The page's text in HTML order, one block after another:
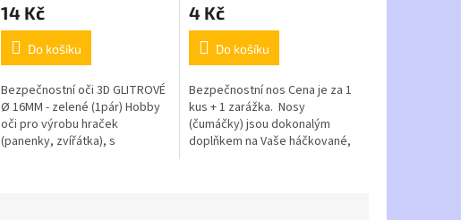
14 Kč
Do košíku
Bezpečnostní oči 3D GLITROVÉ
Ø 16MM - zelené (1pár) Hobby
oči pro výrobu hraček
(panenky, zvířátka), s
4 Kč
Do košíku
Bezpečnostní nos Cena je za 1
kus + 1 zarážka. Nosy
(čumáčky) jsou dokonalým
doplňkem na Vaše háčkované,